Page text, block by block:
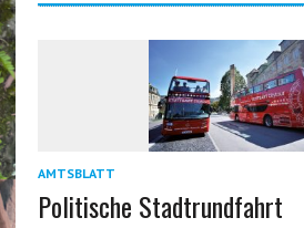
AMTSBLATT
Politische Stadtrundfahrt